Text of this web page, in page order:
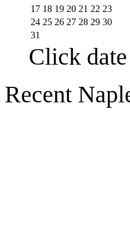
17 18 19 20 21 22 23
24 25 26 27 28 29 30
31
Click date
Recent